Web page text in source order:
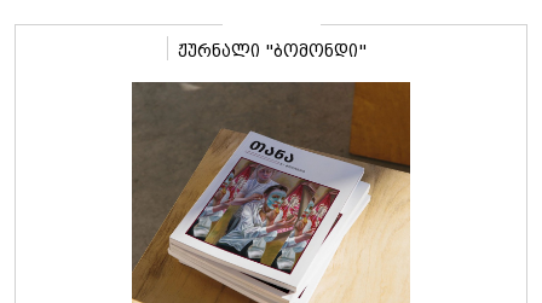
ჟურნალი "ბომონდი"